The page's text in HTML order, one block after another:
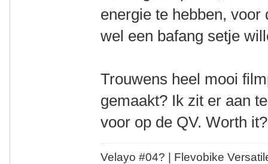
energie te hebben,
wel een bafang setje
Trouwens heel mooi
gemaakt? Ik zit er aan
voor op de QV. Worth it?
Velayo #04? | Flevobike